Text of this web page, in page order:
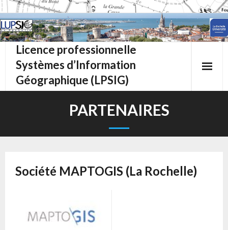
Skip
to
contentLicence professionnelle
Systèmes d’Information
Géographique (LPSIG)
PARTENAIRES
Société MAPTOGIS (La Rochelle)